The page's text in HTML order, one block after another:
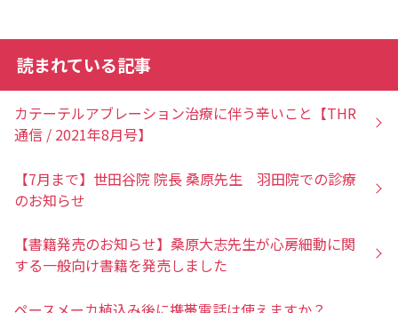
読まれている記事
カテーテルアブレーション治療に伴う辛いこと【THR
通信 / 2021年8月号】
【7月まで】世田谷院 院長 桑原先生 羽田院での診療
のお知らせ
【書籍発売のお知らせ】桑原大志先生が心房細動に関
する一般向け書籍を発売しました